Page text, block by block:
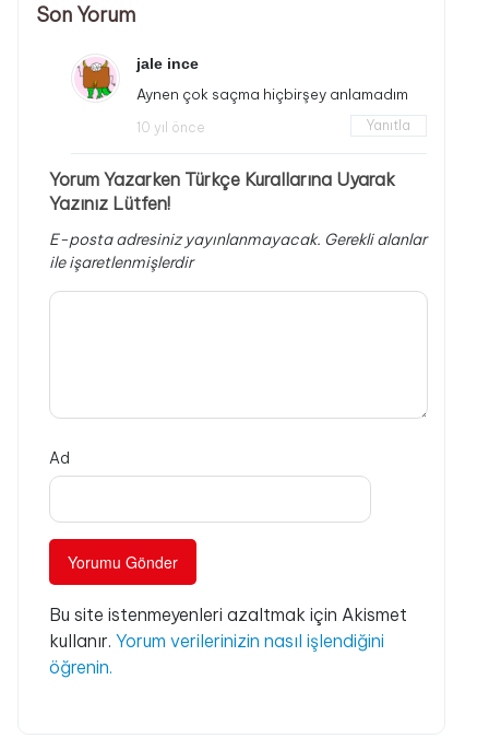
Son Yorum
jale ince
Aynen çok saçma hiçbirşey anlamadım
10 yıl önce Yanıtla
Yorum Yazarken Türkçe Kurallarına Uyarak
Yazınız Lütfen!
E-posta adresiniz yayınlanmayacak. Gerekli alanlar
ile işaretlenmişlerdir
Ad
Bu site istenmeyenleri azaltmak için Akismet
kullanır. Yorum verilerinizin nasıl işlendiğini
öğrenin.